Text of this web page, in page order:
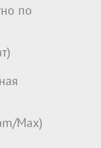
по
Max)